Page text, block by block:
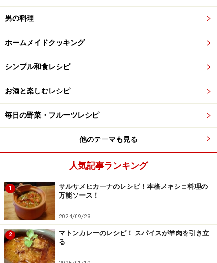
男の料理
ホームメイドクッキング
シンプル和食レシピ
お酒と楽しむレシピ
毎日の野菜・フルーツレシピ
他のテーマも見る
人気記事ランキング
1
サルサメヒカーナのレシピ！本格メキシコ料理の
万能ソース！
2024/09/23
2
マトンカレーのレシピ！ スパイスが羊肉を引き立
る